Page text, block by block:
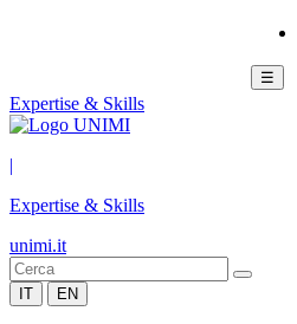
☰
Expertise & Skills
|
Expertise & Skills
unimi.it
IT EN